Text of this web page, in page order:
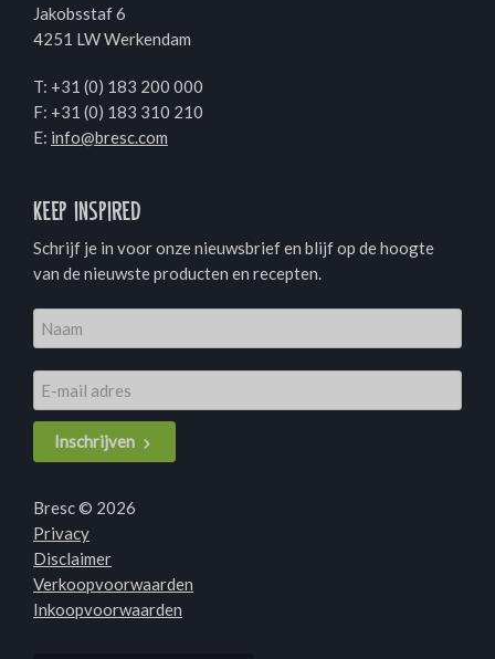
Jakobsstaf 6
4251 LW Werkendam
T: +31 (0) 183 200 000
F: +31 (0) 183 310 210
E: info@bresc.com
Keep inspired
Schrijf je in voor onze nieuwsbrief en blijf op de hoogte
van de nieuwste producten en recepten.
Inschrijven
Bresc © 2026
Privacy
Disclaimer
Verkoopvoorwaarden
Inkoopvoorwaarden